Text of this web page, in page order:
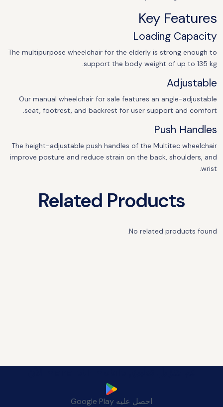
Key Features
Loading Capacity
The multipurpose wheelchair for the elderly is strong enough to
support the body weight of up to 135 kg.
Adjustable
Our manual wheelchair for sale features an angle-adjustable
seat, footrest, and backrest for user support and comfort.
Push Handles
The height-adjustable push handles of the Multitec wheelchair
improve posture and reduce strain on the back, shoulders, and
wrist.
Related Products
No related products found.
احصل عليه Google Play